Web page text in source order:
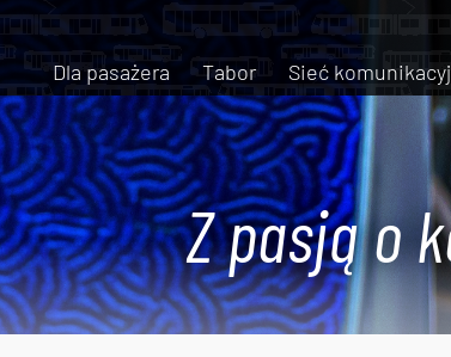
Dla pasażera Tabor Sieć
Z pasją o